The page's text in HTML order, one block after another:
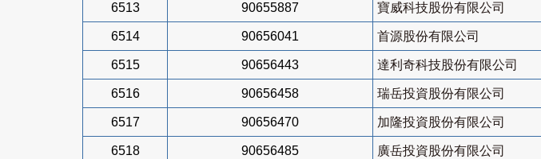
6513 90655887 寶威科技股份有限公司
6514 90656041 首源股份有限公司
6515 90656443 達利奇科技股份有限公司
6516 90656458 瑞岳投資股份有限公司
6517 90656470 加隆投資股份有限公司
6518 90656485 廣岳投資股份有限公司